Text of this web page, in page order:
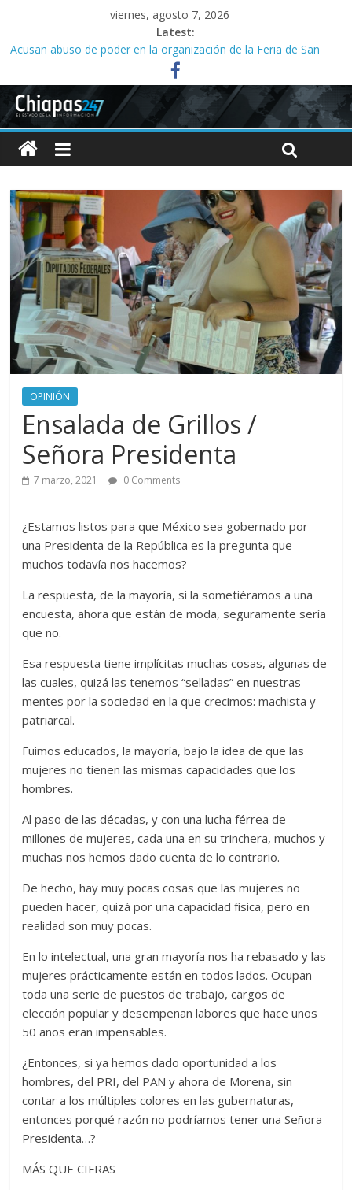
viernes, agosto 7, 2026
Latest:
Acusan abuso de poder en la organización de la Feria de San
Roque; señalan vínculos con el alcalde Ángel Torres
Campeona nacional denuncia despido de entrenador y falta de
apoyo al equipo de halterofilia en el Indeporte
Corrupción en la SMyT reduce hasta 40 por ciento ingresos de
concesionados, dicen
Familias acusan años de retrasos en investigaciones por abuso
sexual infantil
Tres meses sin agua desatan protesta en Yajalón
OPINIÓN
Ensalada de Grillos /
Señora Presidenta
7 marzo, 2021 0 Comments
¿Estamos listos para que México sea gobernado por
una Presidenta de la República es la pregunta que
muchos todavía nos hacemos?
La respuesta, de la mayoría, si la sometiéramos a una
encuesta, ahora que están de moda, seguramente sería
que no.
Esa respuesta tiene implícitas muchas cosas, algunas de
las cuales, quizá las tenemos “selladas” en nuestras
mentes por la sociedad en la que crecimos: machista y
patriarcal.
Fuimos educados, la mayoría, bajo la idea de que las
mujeres no tienen las mismas capacidades que los
hombres.
Al paso de las décadas, y con una lucha férrea de
millones de mujeres, cada una en su trinchera, muchos y
muchas nos hemos dado cuenta de lo contrario.
De hecho, hay muy pocas cosas que las mujeres no
pueden hacer, quizá por una capacidad física, pero en
realidad son muy pocas.
En lo intelectual, una gran mayoría nos ha rebasado y las
mujeres prácticamente están en todos lados. Ocupan
toda una serie de puestos de trabajo, cargos de
elección popular y desempeñan labores que hace unos
50 años eran impensables.
¿Entonces, si ya hemos dado oportunidad a los
hombres, del PRI, del PAN y ahora de Morena, sin
contar a los múltiples colores en las gubernaturas,
entonces porqué razón no podríamos tener una Señora
Presidenta…?
MÁS QUE CIFRAS